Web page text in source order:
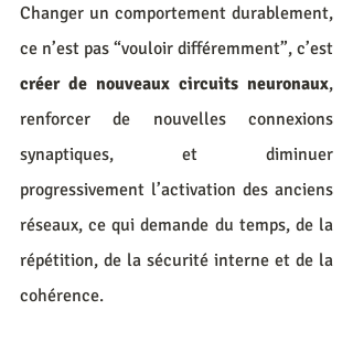
Changer un comportement durablement,
créer de nouveaux circuits neuronaux,
renforcer de nouvelles connexions
synaptiques, et diminuer
progressivement l’activation des anciens
réseaux, ce qui demande du temps, de la
répétition, de la sécurité interne et de la
cohérence.